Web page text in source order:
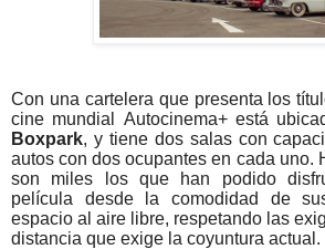
Con una cartelera que presenta los
cine mundial Autocinema+ está
Boxpark, y tiene dos salas con
autos con dos ocupantes en cada uno.
son miles los que han podido
película desde la comodidad de
espacio al aire libre, respetando las
distancia que exige la coyuntura actual.